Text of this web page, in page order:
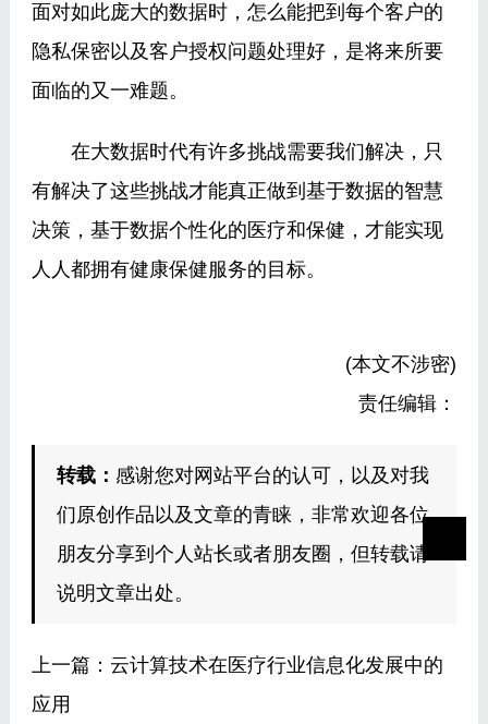
面对如此庞大的数据时，怎么能把到每个客户的
隐私保密以及客户授权问题处理好，是将来所要
面临的又一难题。
在大数据时代有许多挑战需要我们解决，只
有解决了这些挑战才能真正做到基于数据的智慧
决策，基于数据个性化的医疗和保健，才能实现
人人都拥有健康保健服务的目标。
(本文不涉密)
责任编辑：
转载： 感谢您对网站平台的认可，以及对我
们原创作品以及文章的青睐，非常欢迎各位
朋友分享到个人站长或者朋友圈，但转载请
说明文章出处。
上一篇： 云计算技术在医疗行业信息化发展中的
应用